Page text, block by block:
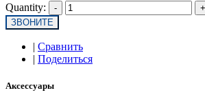
Quantity:
ЗВОНИТЕ
| Сравнить
| Поделиться
Аксессуары